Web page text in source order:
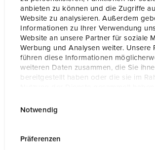
anbieten zu können und die Zugriffe
Website zu analysieren. Außerdem
Informationen zu Ihrer Verwendung
Website an unsere Partner für soziale
Werbung und Analysen weiter. Unsere
führen diese Informationen
weiteren Daten zusammen, die Sie
bereitgestellt haben oder die sie im
Notwendig
Präferenzen
IP67
1 ARTIKEL